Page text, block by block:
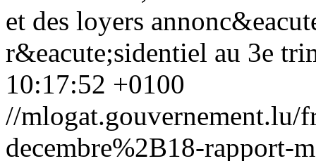
et des loyers
r&eacute;sidentiel au 3e
10:17:52 +0100
//mlogat.gouvernement.lu/
decembre%2B18-rapport-